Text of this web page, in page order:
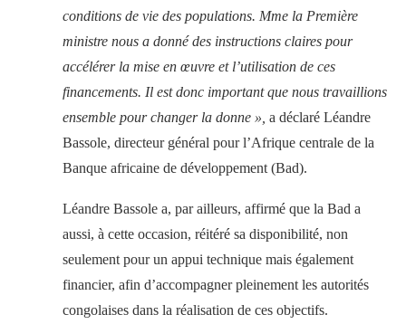
conditions de vie des populations. Mme la Première
ministre nous a donné des instructions claires pour
accélérer la mise en œuvre et l’utilisation de ces
financements. Il est donc important que nous travaillions
ensemble pour changer la donne », a déclaré Léandre
Bassole, directeur général pour l’Afrique centrale de la
Banque africaine de développement (Bad).
Léandre Bassole a, par ailleurs, affirmé que la Bad a
aussi, à cette occasion, réitéré sa disponibilité, non
seulement pour un appui technique mais également
financier, afin d’accompagner pleinement les autorités
congolaises dans la réalisation de ces objectifs.